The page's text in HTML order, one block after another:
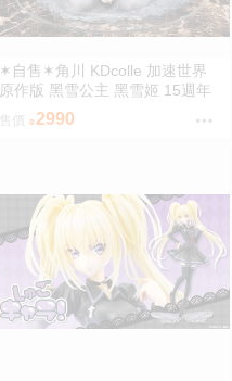
✶自售✶角川 KDcolle 加速世界
原作版 黑雪公主 黑雪姬 15週年
紀念 結婚禮服 15周年
2990